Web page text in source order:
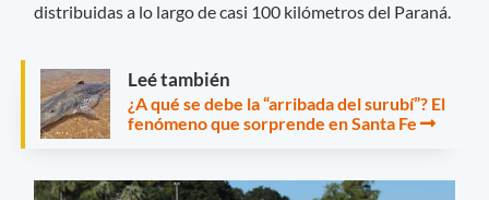
distribuidas a lo largo de casi 100 kilómetros del Paraná.
Leé también
¿A qué se debe la “arribada del surubí”? El
fenómeno que sorprende en Santa Fe